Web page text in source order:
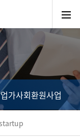
가사회환원사업